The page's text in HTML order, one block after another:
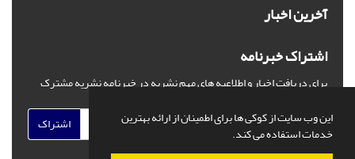
این وب سایت از کوکی ها برای اطمینان از ارائه بهترین
خدمات استفاده می کند.
آخرین اخبار
اشتراک خبرنامه
برای دریافت اخبار و اطلاعیه های مهم نشریه در خبرنامه نشریه مشترک
اشتراک